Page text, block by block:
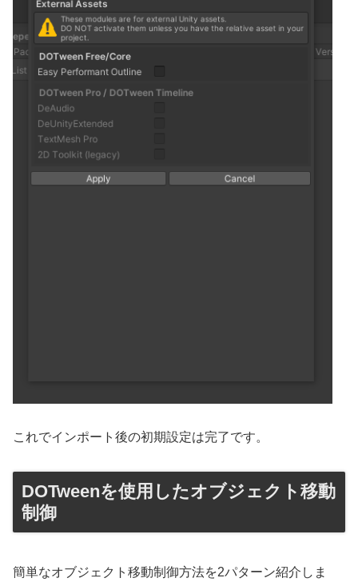
これでインポート後の初期設定は完了です。
DOTweenを使用したオブジェクト移動
制御
簡単なオブジェクト移動制御方法を2パターン紹介しま